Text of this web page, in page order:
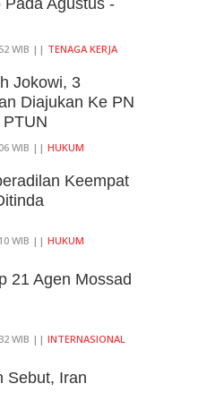
WIB || TENAGA KERJA
Jokowi, 3
Diajukan Ke PN
WIB || HUKUM
Keempat
WIB || HUKUM
21 Agen Mossad
WIB || INTERNASIONAL
Sebut, Iran